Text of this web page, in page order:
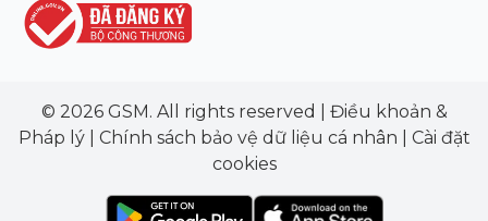
© 2026 GSM. All rights reserved
Điều khoản &
Pháp lý| Chính sách bảo vệ dữ liệu cá nhân
Cài đặt
cookies